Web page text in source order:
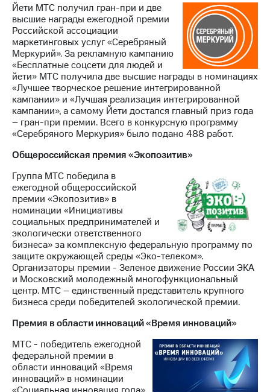
Йети МТС получил гран-при и две
высшие награды ежегодной премии
Российской ассоциации
маркетинговых услуг «Серебряный
Меркурий». За рекламную кампанию
«Бесплатные соцсети для людей и
йети» МТС получила две высшие награды в номинациях
«Лучшее творческое решение интегрированной
кампании» и «Лучшая реализация интегрированной
кампании», а самому Йети достался главный приз года
– гран-при премии. Всего в конкурсную программу
«Серебряного Меркурия» было подано 488 работ.
Общероссийская премия «Экопозитив»
Группа МТС победила в
ежегодной общероссийской
премии «Экопозитив» в
номинации «Инициативы
социальных предпринимателей и
экологически ответственного
бизнеса» за комплексную федеральную программу по
защите окружающей среды «Эко-телеком».
Организаторы премии - Зеленое движение России ЭКА
и Московский молодежный многофункциональный
центр. МТС – единственный представитель крупного
бизнеса среди победителей экологической премии.
Премия в области инноваций «Время инноваций»
МТС - победитель ежегодной
федеральной премии в
области инноваций «Время
инноваций» в номинации